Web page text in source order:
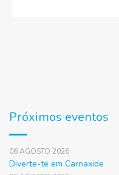
Próximos eventos
06 AGOSTO 2026
Diverte-te em Carnaxide